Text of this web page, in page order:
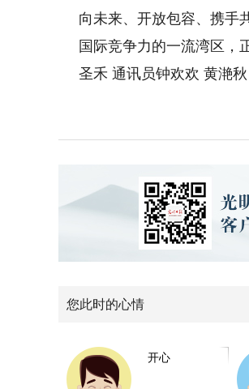
向未来、开放包容、携手
国际竞争力的一流湾区，
圣禾 通讯员钟欢欢 黄滟秋
您此时的心情
开心